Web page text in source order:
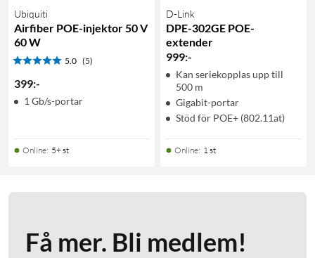
Ubiquiti
Airfiber POE-injektor 50 V
60 W
5.0 (5)
399:-
1 Gb/s-portar
Online: 5+ st
D-Link
DPE-302GE POE-
extender
999:-
Kan seriekopplas upp till
500 m
Gigabit-portar
Stöd för POE+ (802.11at)
Online: 1 st
Få mer. Bli medlem!